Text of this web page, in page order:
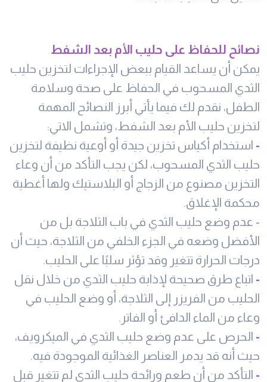
نصائح للحفاظ على حليب الأم بعد الشفط
يمكن أن يساعد القيام ببعض الإجراءات لتخزين حليب
الثدي المسحوب في الحفاظ على صحة وسلامة
الطفل، نقدم لك فيما يأتي أبرز النصائح المهمة
لتخزين حليب الأم بعد الشفط، وتشمل الاتي:
- استخدام أكياس تخزين جيدة أو أوعية نظيفة لتخزين
حليب الثدي المسحوب، لكن يجب التأكد من أن وعاء
التخزين مصنوع من الزجاج أو البلاستيك ولها أغطية
محكمة الإغلاق.
- عدم وضع حليب الثدي في باب الثلاجة بل من
الأفضل وضعه في الجزء الخلفي من الثلاجة، حيث أن
درجات الحرارة تتغير وقد تؤثر سلبًا على الحليب.
- اتباع طرق صحيحة لإذابة حليب الثدي من خلال نقل
الحليب من الفريزر إلى الثلاجة، أو وضع الحليب في
وعاء من الماء الدافئ أو الفاتر.
- الحرص على عدم وضع حليب الثدي في الميكرويف،
حيث أنه قد يدمر العناصر الغذائية الموجودة فيه.
- التأكد من أن طعم ورائحة حليب الثدي لم تتغير قبل